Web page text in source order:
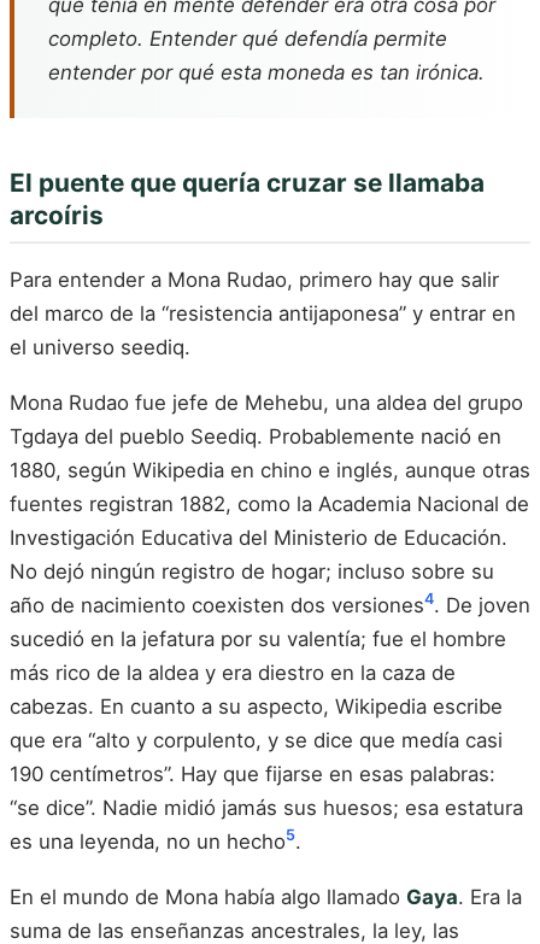
que tenía en mente defender era otra cosa por
completo. Entender qué defendía permite
entender por qué esta moneda es tan irónica.
El puente que quería cruzar se llamaba
arcoíris
Para entender a Mona Rudao, primero hay que salir
del marco de la “resistencia antijaponesa” y entrar en
el universo seediq.
Mona Rudao fue jefe de Mehebu, una aldea del grupo
Tgdaya del pueblo Seediq. Probablemente nació en
1880, según Wikipedia en chino e inglés, aunque otras
fuentes registran 1882, como la Academia Nacional de
Investigación Educativa del Ministerio de Educación.
No dejó ningún registro de hogar; incluso sobre su
año de nacimiento coexisten dos versiones4. De joven
sucedió en la jefatura por su valentía; fue el hombre
más rico de la aldea y era diestro en la caza de
cabezas. En cuanto a su aspecto, Wikipedia escribe
que era “alto y corpulento, y se dice que medía casi
190 centímetros”. Hay que fijarse en esas palabras:
“se dice”. Nadie midió jamás sus huesos; esa estatura
es una leyenda, no un hecho5.
En el mundo de Mona había algo llamado Gaya. Era la
suma de las enseñanzas ancestrales, la ley, las